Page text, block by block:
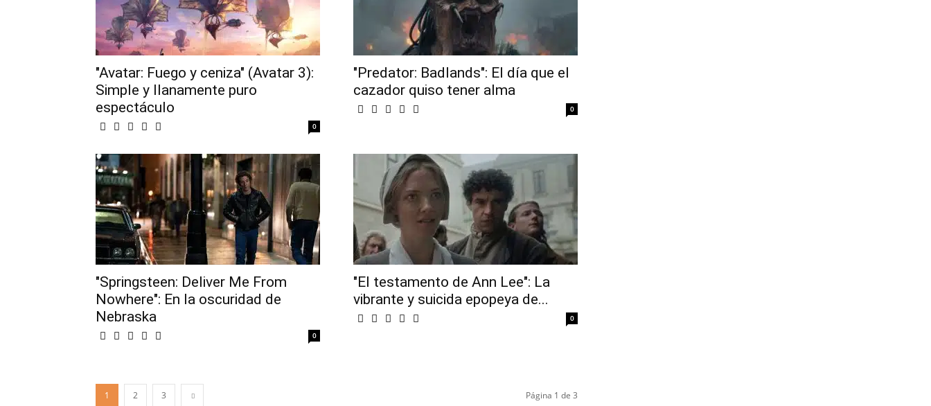
"Avatar: Fuego y ceniza" (Avatar 3):
Simple y llanamente puro
espectáculo
0
"Predator: Badlands": El día que el
cazador quiso tener alma
0
"Springsteen: Deliver Me From
Nowhere": En la oscuridad de
Nebraska
0
"El testamento de Ann Lee": La
vibrante y suicida epopeya de...
0
1 2 3 Página 1 de 3